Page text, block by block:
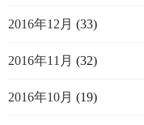
2016年12月 (33)
2016年11月 (32)
2016年10月 (19)